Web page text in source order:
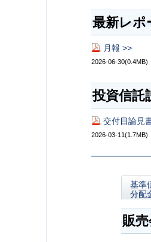
最新レポ
月報 >>
2026-06-30(0.4MB)
投資信託
交付目論見
2026-03-11(1.7MB)
基準
分配
販